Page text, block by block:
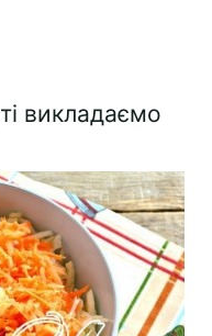
викладаємо